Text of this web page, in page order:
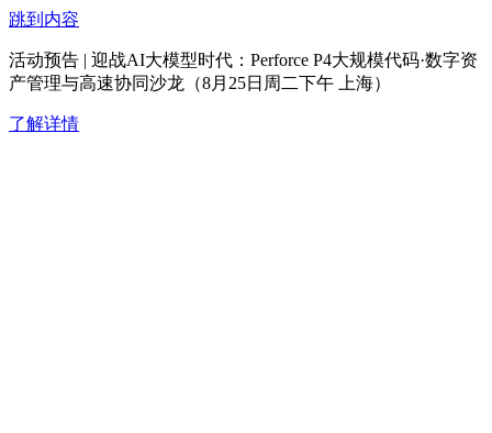
跳到内容
活动预告 | 迎战AI大模型时代：Perforce P4大规模代码·数字资
产管理与高速协同沙龙（8月25日周二下午 上海）
了解详情